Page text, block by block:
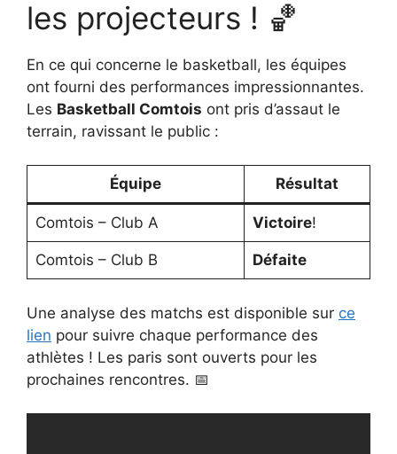
les projecteurs ! 🏀
En ce qui concerne le basketball, les équipes
ont fourni des performances impressionnantes.
Les Basketball Comtois ont pris d’assaut le
terrain, ravissant le public :
Équipe Résultat
Comtois – Club A Victoire!
Comtois – Club B Défaite
Une analyse des matchs est disponible sur ce
lien pour suivre chaque performance des
athlètes ! Les paris sont ouverts pour les
prochaines rencontres. 📅